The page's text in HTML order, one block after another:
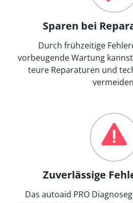
Sparen bei
Durch frühzeitige
vorbeugende Wartung
teure Reparaturen und
Zuverlässige
Das autoaid PRO